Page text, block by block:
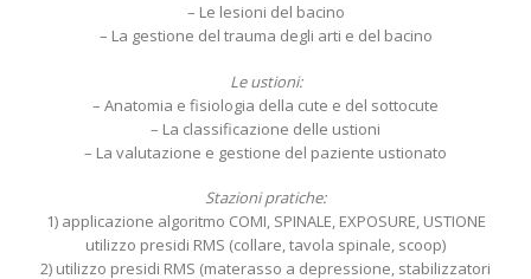
– Le lesioni del bacino
– La gestione del trauma degli arti e del bacino
Le ustioni:
– Anatomia e fisiologia della cute e del sottocute
– La classificazione delle ustioni
– La valutazione e gestione del paziente ustionato
Stazioni pratiche:
1) applicazione algoritmo COMI, SPINALE, EXPOSURE, USTIONE
utilizzo presidi RMS (collare, tavola spinale, scoop)
2) utilizzo presidi RMS (materasso a depressione, stabilizzatori